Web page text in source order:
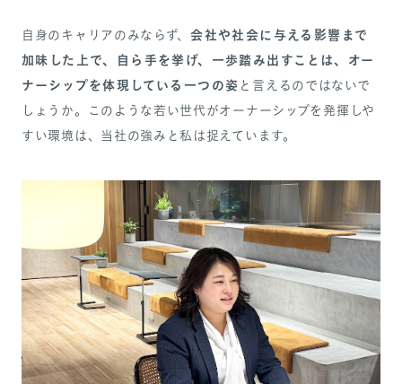
自身のキャリアのみならず、 会社や社会に与える影響まで
加味した上で、自ら手を挙げ、一歩踏み出すことは、オー
ナーシップを体現している一つの姿 と言えるのではないで
しょうか。このような若い世代がオーナーシップを発揮しや
すい環境は、当社の強みと私は捉えています。